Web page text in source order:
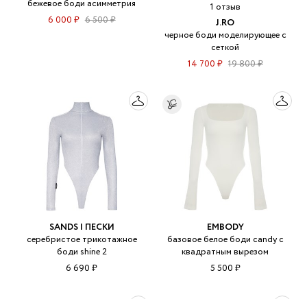
бежевое боди асимметрия
6 000 ₽ 6 500 ₽
1 отзыв
J.RO
черное боди моделирующее с
сеткой
14 700 ₽ 19 800 ₽
SANDS | ПЕСКИ
серебристое трикотажное
боди shine 2
6 690 ₽
EMBODY
базовое белое боди candy с
квадратным вырезом
5 500 ₽